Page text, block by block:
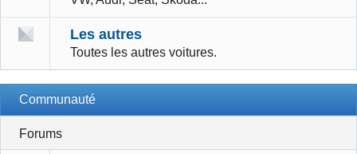
Les autres
Toutes les autres voitures.
Communauté
Forums